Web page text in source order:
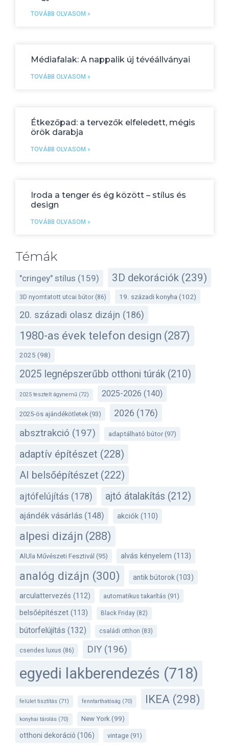
TOVÁBB OLVASOM »
Médiafalak: A nappalik új tévéállványai
TOVÁBB OLVASOM »
Étkezőpad: a tervezők elfeledett, mégis
örök darabja
TOVÁBB OLVASOM »
Iroda a tenger és ég között – stílus és
design
TOVÁBB OLVASOM »
Témák
"cringey" stílus (159) 3D dekorációk (239)
3D nyomtatott utcai bútor (86) 19. századi konyha (102)
20. századi olasz dizájn (186)
1980-as évek telefon design (287)
2025 (98)
2025 legnépszerűbb otthoni túrák (210)
2025 tesztelt ágynemű (72) 2025-2026 (140)
2025-ös ajándékötletek (93) 2026 (176)
absztrakció (197) adaptálható bútor(97)
adaptív építészet (228)
AI belsőépítészet (222)
ajtófelújítás (178) ajtó átalakítás (212)
ajándék vásárlás (148) akciók (110)
alpesi dizájn (288)
AlUla Művészeti Fesztivál (95) alvás kényelem (113)
analóg dizájn (300) antik bútorok(103)
arculattervezés (112) automatikus takarítás (91)
belsőépítészet (113) Black Friday (82)
bútorfelújítás (132) családi otthon (83)
csendes luxus (86) DIY (196)
egyedi lakberendezés (718)
felület tisztítás (71) fenntarthatóság (70) IKEA (298)
konyhai tárolás (70) New York (99)
otthoni dekoráció (106) vintage (91)